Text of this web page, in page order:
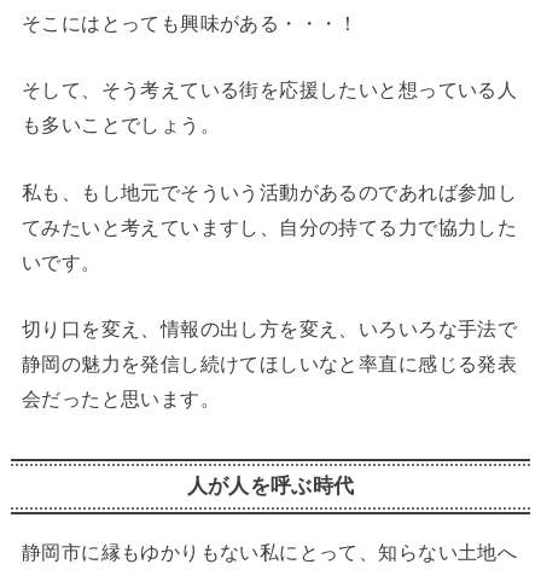
そこにはとっても興味がある・・・！
そして、そう考えている街を応援したいと想っている人
も多いことでしょう。
私も、もし地元でそういう活動があるのであれば参加し
てみたいと考えていますし、自分の持てる力で協力した
いです。
切り口を変え、情報の出し方を変え、いろいろな手法で
静岡の魅力を発信し続けてほしいなと率直に感じる発表
会だったと思います。
人が人を呼ぶ時代
静岡市に縁もゆかりもない私にとって、知らない土地へ